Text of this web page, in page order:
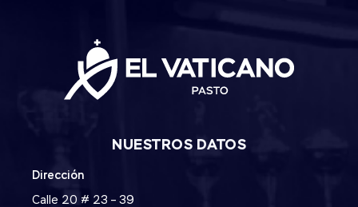
NUESTROS DATOS
Dirección
Calle 20 # 23 – 39